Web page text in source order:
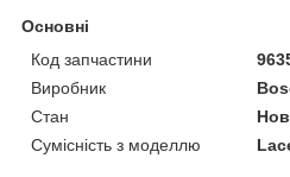
Основні
Код запчастини
Виробник
Стан
Сумісність з моделлю